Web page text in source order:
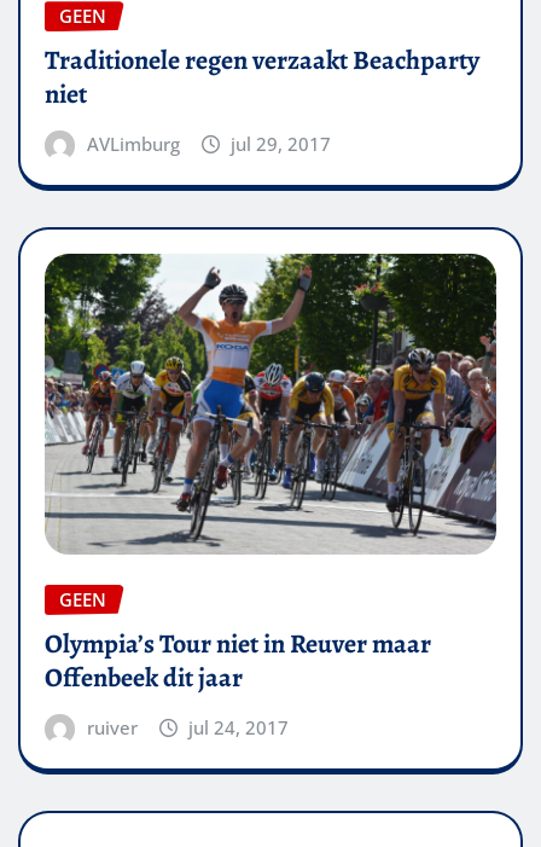
GEEN
Traditionele regen verzaakt Beachparty
niet
AVLimburg jul 29, 2017
GEEN
Olympia’s Tour niet in Reuver maar
Offenbeek dit jaar
ruiver jul 24, 2017